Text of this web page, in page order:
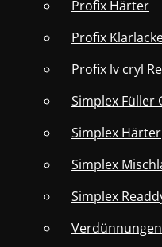
Profix Härter
Profix
Profix lv cryl
Simplex Füller
Simplex Härter
Simplex
Simplex